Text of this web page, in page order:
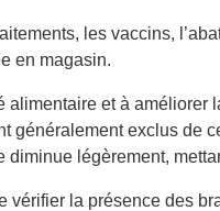
les vaccins,
en magasin.
et à
exclus de
légèrement,
la présence des